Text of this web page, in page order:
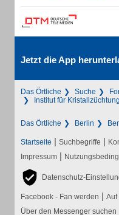
Jetzt die App
Das Örtliche Suche
Institut für
Das Örtliche Berlin
Startseite | Suchbegriffe |
Impressum |
Datenschutz-
Facebook - Fan werden | Auf
Über den Messenger suchen